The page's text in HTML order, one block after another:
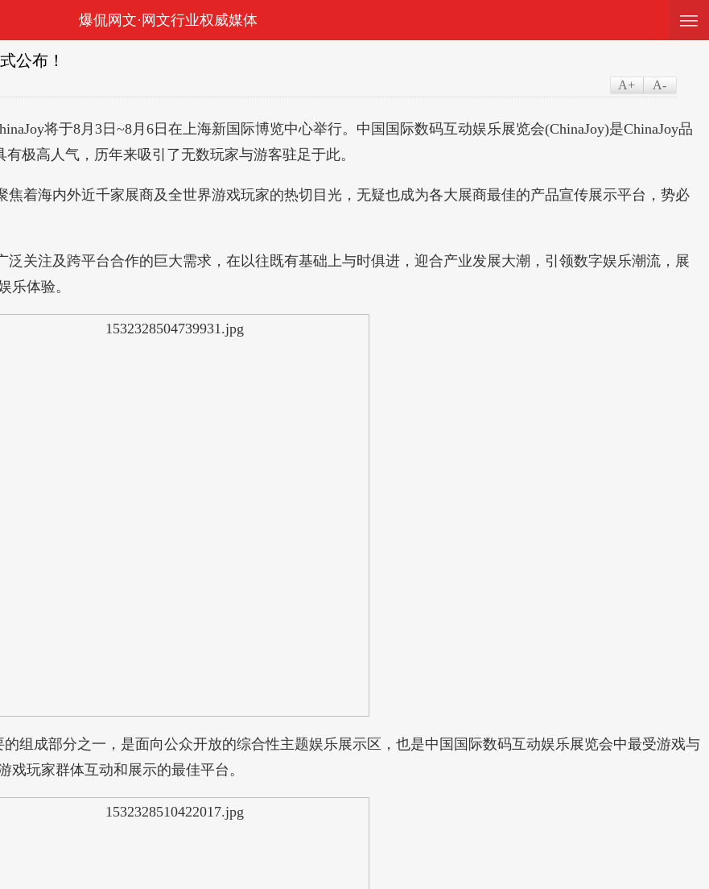
—
—
—
爆侃网文·网文行业权威媒体
公布！
A+ A-
将于8月3日~8月6日在上海新国际博览中心举行。中国国际数码互动娱乐展览会(ChinaJoy)是ChinaJoy品
极高人气，历年来吸引了无数玩家与游客驻足于此。
着海内外近千家展商及全世界游戏玩家的热切目光，无疑也成为各大展商最佳的产品宣传展示平台，势必
关注及跨平台合作的巨大需求，在以往既有基础上与时俱进，迎合产业发展大潮，引领数字娱乐潮流，展
乐体验。
组成部分之一，是面向公众开放的综合性主题娱乐展示区，也是中国国际数码互动娱乐展览会中最受游戏与
玩家群体互动和展示的最佳平台。